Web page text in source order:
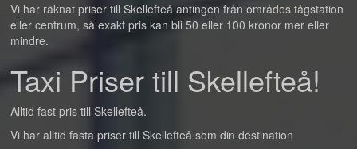
Vi har räknat priser till Skellefteå antingen från områdes tågstation
eller centrum, så exakt pris kan bli 50 eller 100 kronor mer eller
mindre.
Taxi Priser till Skellefteå!
Alltid fast pris till Skellefteå.
Vi har alltid fasta priser till Skellefteå som din destination